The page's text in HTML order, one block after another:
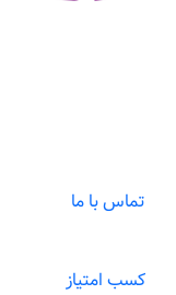
تماس با ما
کسب امتیاز